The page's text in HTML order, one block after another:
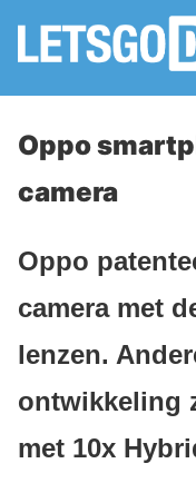
Oppo
camera
Oppo
camera met
lenzen.
ontwikkeling
met 10x